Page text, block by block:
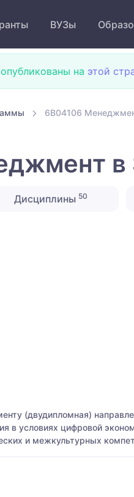
ВУЗы
на этой
6B04106
в
Дисциплины 50
(двудипломная)
в условиях цифровой
и межкультурных